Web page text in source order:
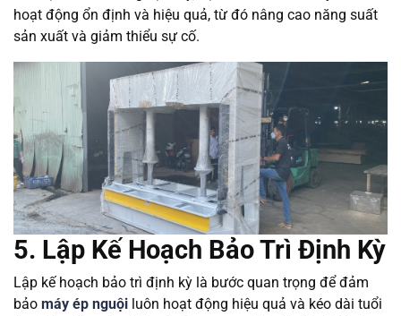
hoạt động ổn định và hiệu quả, từ đó nâng cao năng suất
sản xuất và giảm thiểu sự cố.
5. Lập Kế Hoạch Bảo Trì Định Kỳ
Lập kế hoạch bảo trì định kỳ là bước quan trọng để đảm
bảo máy ép nguội luôn hoạt động hiệu quả và kéo dài tuổi